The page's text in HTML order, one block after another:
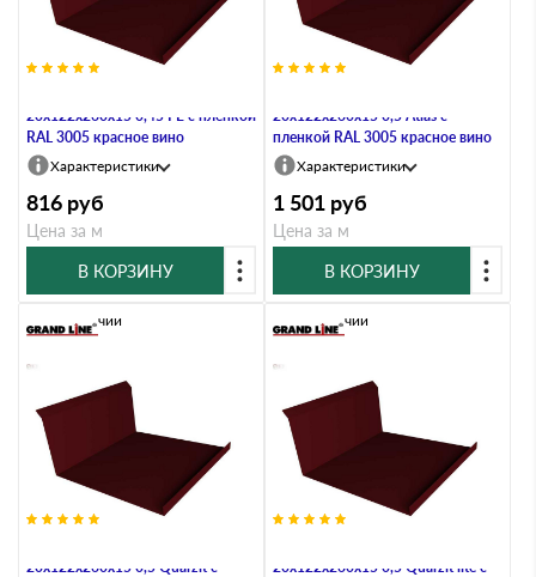
20х122х260х15 0,45 PE с пленкой
RAL 3005 красное вино
Характеристики
816 руб
Цена за м
В КОРЗИНУ
20х122х260х15 0,5 Atlas с
пленкой RAL 3005 красное вино
Характеристики
1 501 руб
Цена за м
В КОРЗИНУ
20х122х260х15 0,5 Quarzit с
В наличии
20х122х260х15 0,5 Quarzit lite с
В наличии